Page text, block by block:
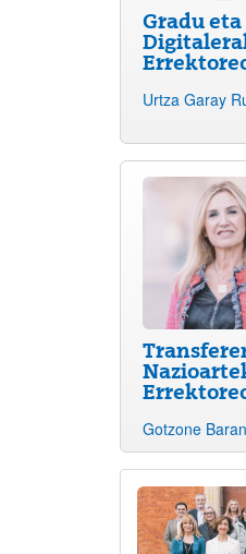
Gradu
Urtza Garay
Gotzone